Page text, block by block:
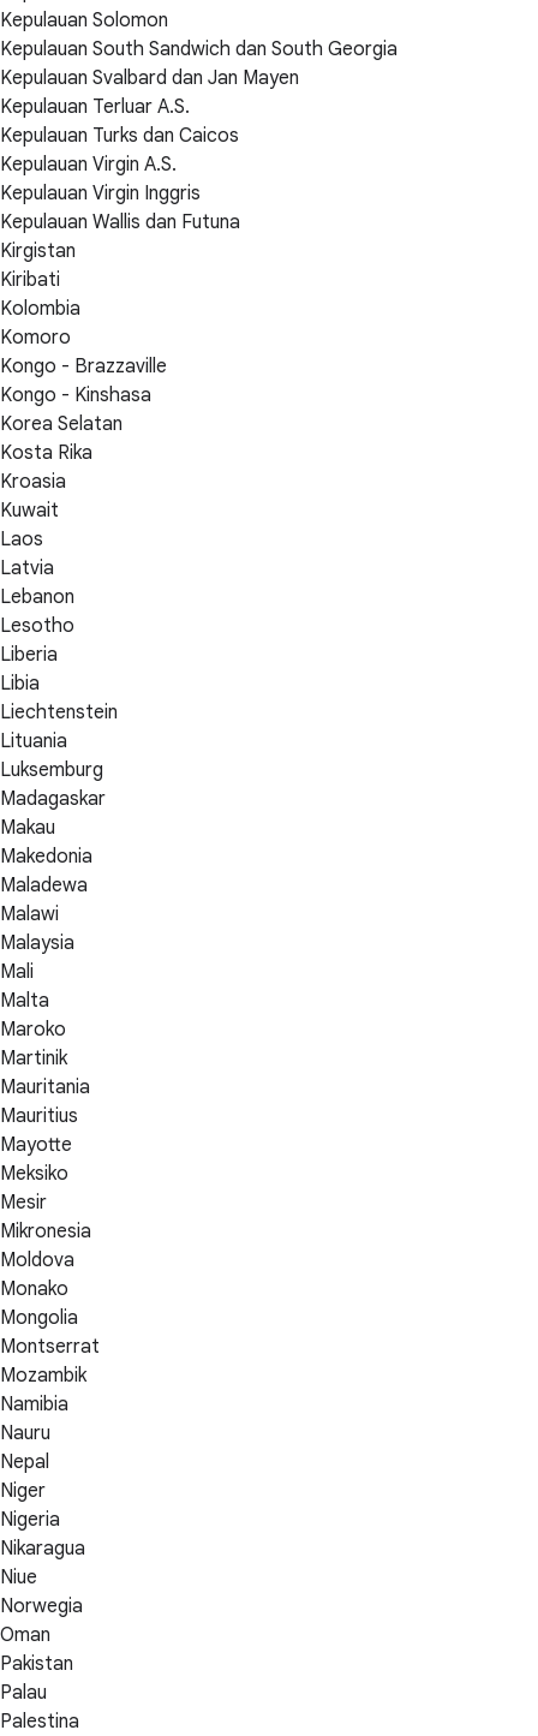
Kepulauan Solomon
Kepulauan South Sandwich dan South Georgia
Kepulauan Svalbard dan Jan Mayen
Kepulauan Terluar A.S.
Kepulauan Turks dan Caicos
Kepulauan Virgin A.S.
Kepulauan Virgin Inggris
Kepulauan Wallis dan Futuna
Kirgistan
Kiribati
Kolombia
Komoro
Kongo - Brazzaville
Kongo - Kinshasa
Korea Selatan
Kosta Rika
Kroasia
Kuwait
Laos
Latvia
Lebanon
Lesotho
Liberia
Libia
Liechtenstein
Lituania
Luksemburg
Madagaskar
Makau
Makedonia
Maladewa
Malawi
Malaysia
Mali
Malta
Maroko
Martinik
Mauritania
Mauritius
Mayotte
Meksiko
Mesir
Mikronesia
Moldova
Monako
Mongolia
Montserrat
Mozambik
Namibia
Nauru
Nepal
Niger
Nigeria
Nikaragua
Niue
Norwegia
Oman
Pakistan
Palau
Palestina